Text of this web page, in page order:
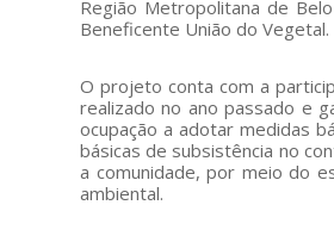
Região Metropolitana de
Beneficente União do Vegetal.
O projeto conta com a
realizado no ano passado e
ocupação a adotar medidas
básicas de subsistência no
a comunidade, por meio do
ambiental.